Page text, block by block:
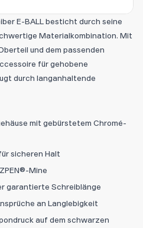
E-BALL besticht durch seine
Materialkombination. Mit
und dem passenden
für gehobene
durch langanhaltende
mit gebürstetem Chromé-
sicheren Halt
Mine
garantierte Schreiblänge
an Langlebigkeit
auf dem schwarzen